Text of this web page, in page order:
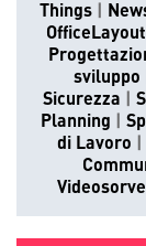
Things
OfficeLayout
sviluppo
Sicurezza
Planning
di Lavoro